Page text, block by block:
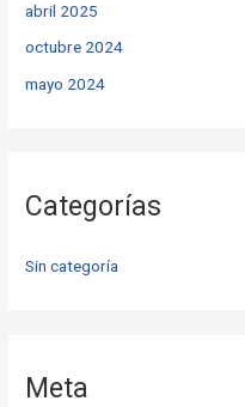
abril 2025
octubre 2024
mayo 2024
Categorías
Sin categoría
Meta